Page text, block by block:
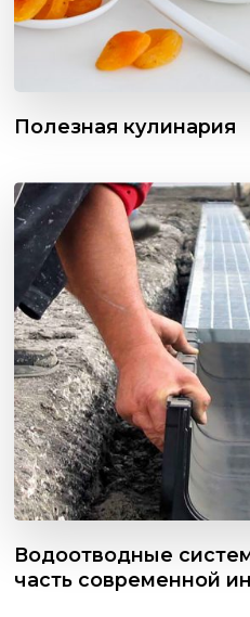
Полезная кулинария
Водоотводные
часть современной